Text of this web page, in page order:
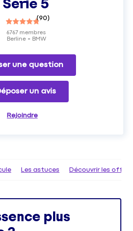
Serie 5
(90)
Berline BMW
6767membres
une question
un avis
Rejoindre
Les astuces Découvrir les
plus